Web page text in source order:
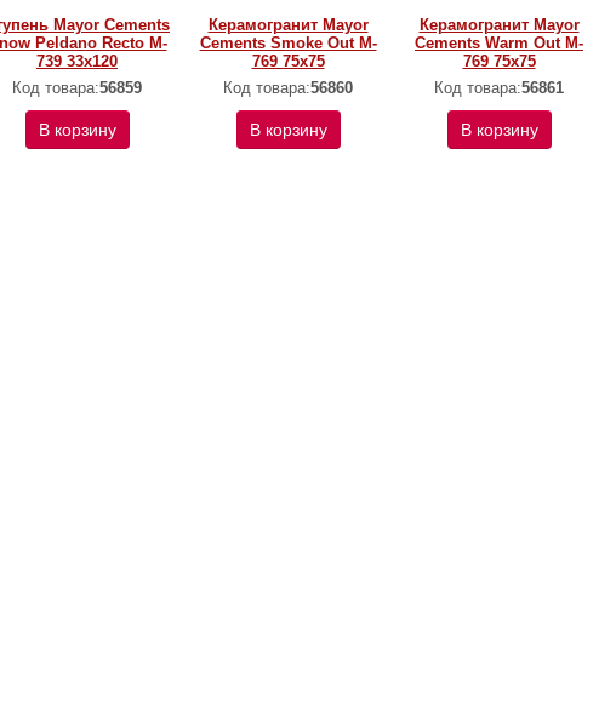
Mayor Cements
Peldano Recto M-
739 33х120
Код товара:56859
В корзину
Керамогранит Mayor
Cements Smoke Out M-
769 75х75
Код товара:56860
В корзину
Керамогранит Mayor
Cements Warm Out M-
769 75х75
Код товара:56861
В корзину